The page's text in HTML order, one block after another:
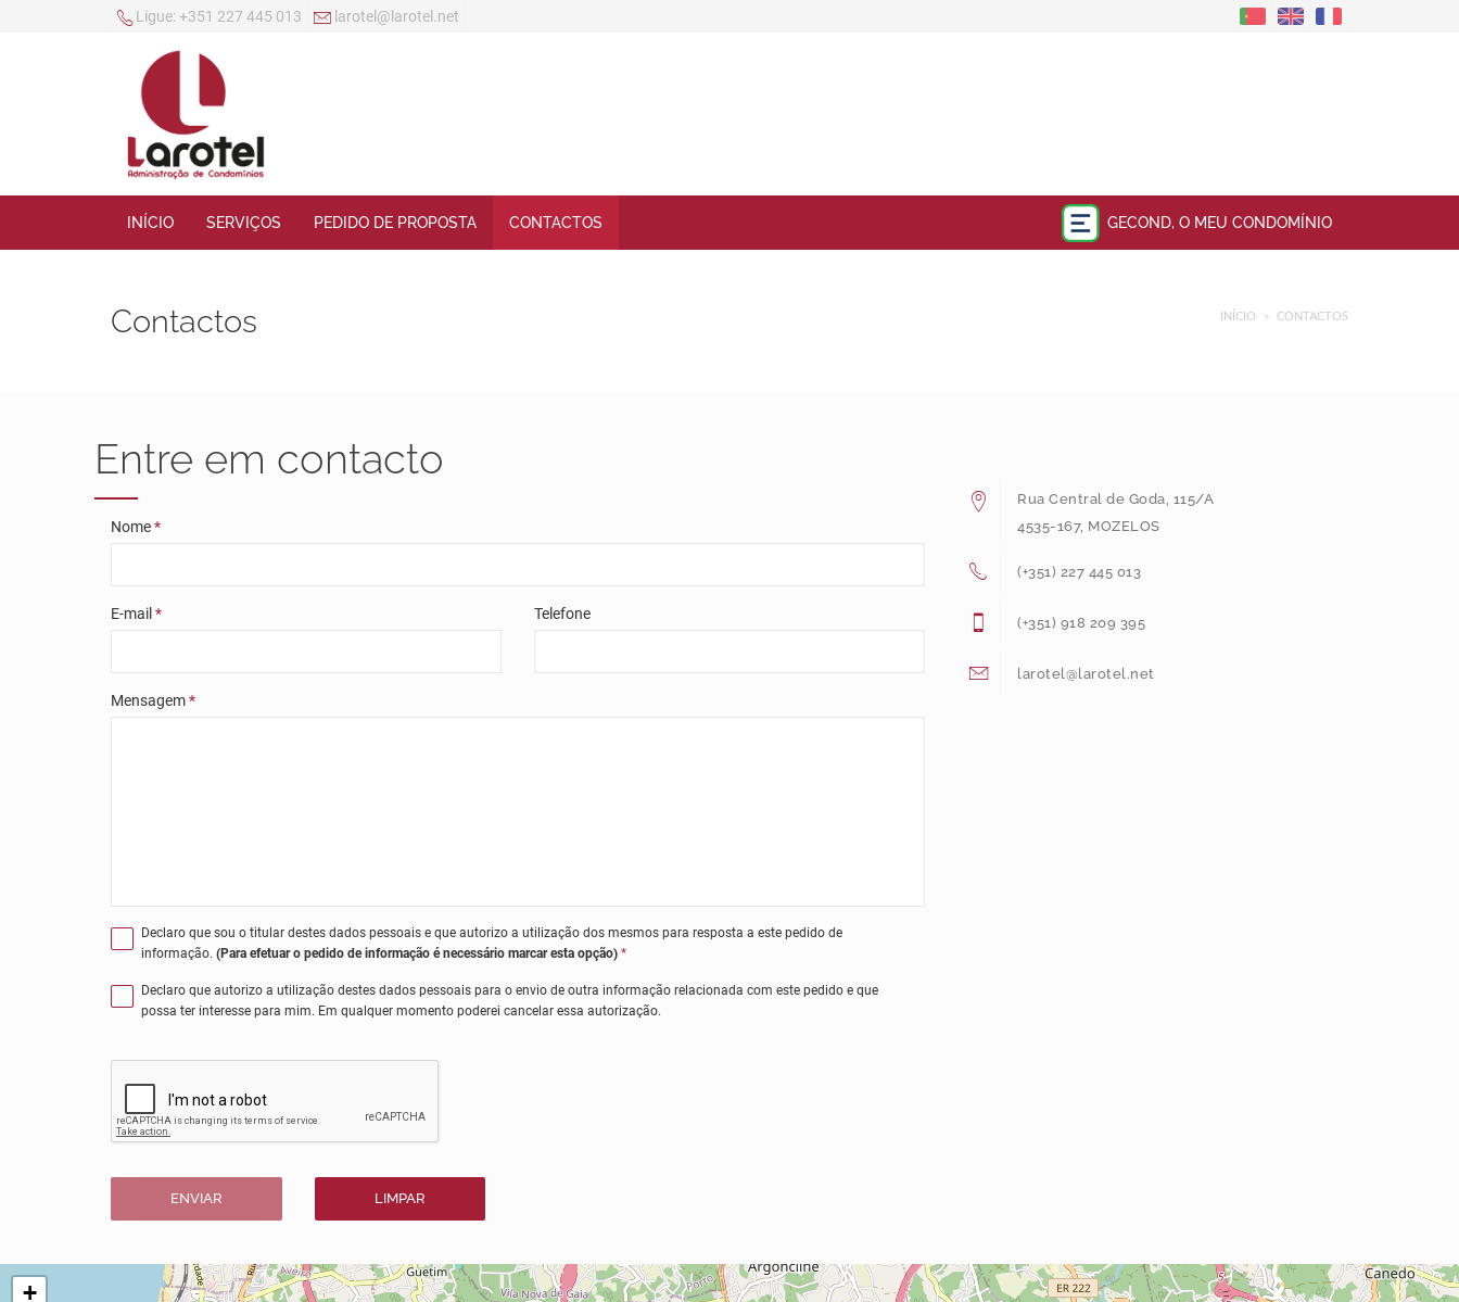
Ligue: +351 227 445 013 larotel@larotel.net
INÍCIO SERVIÇOS PEDIDO DE PROPOSTA CONTACTOS GECOND, O MEU CONDOMÍNIO
Contactos INÍCIO CONTACTOS
Entre em contacto
Nome*
E-mail * Telefone
Mensagem*
Declaro que sou o titular destes dados pessoais e que autorizo a utilização dos mesmos para resposta a este pedido de
informação. (Para efetuar o pedido de informação é necessário marcar esta opção) *
Declaro que autorizo a utilização destes dados pessoais para o envio de outra informação relacionada com este pedido e que
possa ter interesse para mim. Em qualquer momento poderei cancelar essa autorização.
ENVIAR LIMPAR
Rua Central de Goda, 115/A
4535-167, MOZELOS
(+351) 227 445 013
(+351) 918 209 395
larotel@larotel.net
+